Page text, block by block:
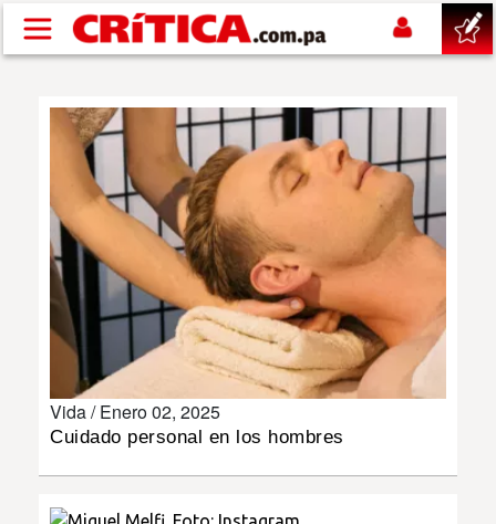
Pasar al contenido principal
SUCESOS
NACIONAL
POLÍTICA
DEPORTES
MUNDO
Vida /Enero 02, 2025
Cuidado personal en los hombres